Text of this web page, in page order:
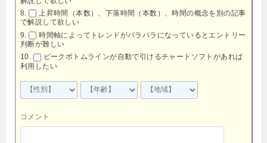
上昇時間（本数）、下落時間（本数）、時間の概念を別の記事
で解説して欲しい
時間軸によってトレンドがバラバラになっているとエントリー
判断が難しい
ピークボトムラインが自動で引けるチャートソフトがあれば
利用したい
コメント